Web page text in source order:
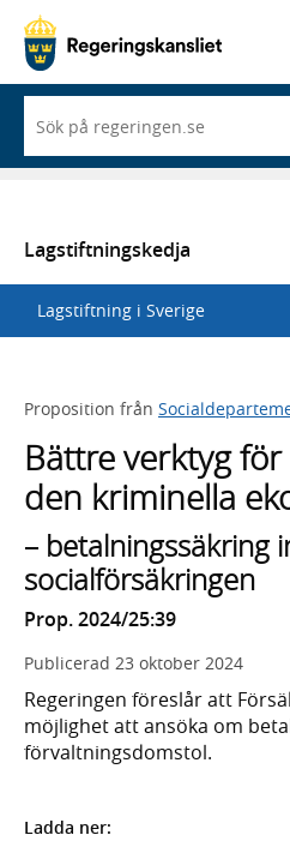
du
börjar
skriva
en
lista
med
sökförslag
Lagstiftningskedja
Lagstiftning i Sverige
Proposition från
Bättre verktyg
den kriminella
– betalningssäkring
socialförsäkringen
Prop. 2024/25:39
Publicerad 23 oktober 2024
Regeringen föreslår att
möjlighet att ansöka om
förvaltningsdomstol.
Ladda ner: